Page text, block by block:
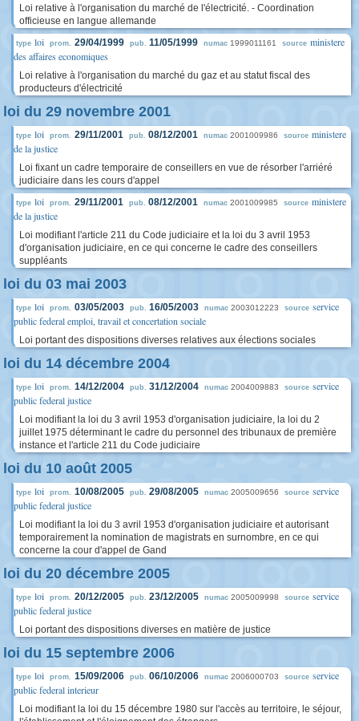
Loi relative à l'organisation du marché de l'électricité. - Coordination
officieuse en langue allemande
type loi prom. 29/04/1999 pub. 11/05/1999 numac 1999011161 source ministere
des affaires economiques
Loi relative à l'organisation du marché du gaz et au statut fiscal des
producteurs d'électricité
loi du 29 novembre 2001
type loi prom. 29/11/2001 pub. 08/12/2001 numac 2001009986 source ministere
de la justice
Loi fixant un cadre temporaire de conseillers en vue de résorber l'arriéré
judiciaire dans les cours d'appel
type loi prom. 29/11/2001 pub. 08/12/2001 numac 2001009985 source ministere
de la justice
Loi modifiant l'article 211 du Code judiciaire et la loi du 3 avril 1953
d'organisation judiciaire, en ce qui concerne le cadre des conseillers
suppléants
loi du 03 mai 2003
type loi prom. 03/05/2003 pub. 16/05/2003 numac 2003012223 source service
public federal emploi, travail et concertation sociale
Loi portant des dispositions diverses relatives aux élections sociales
loi du 14 décembre 2004
type loi prom. 14/12/2004 pub. 31/12/2004 numac 2004009883 source service
public federal justice
Loi modifiant la loi du 3 avril 1953 d'organisation judiciaire, la loi du 2
juillet 1975 déterminant le cadre du personnel des tribunaux de première
instance et l'article 211 du Code judiciaire
loi du 10 août 2005
type loi prom. 10/08/2005 pub. 29/08/2005 numac 2005009656 source service
public federal justice
Loi modifiant la loi du 3 avril 1953 d'organisation judiciaire et autorisant
temporairement la nomination de magistrats en surnombre, en ce qui
concerne la cour d'appel de Gand
loi du 20 décembre 2005
type loi prom. 20/12/2005 pub. 23/12/2005 numac 2005009998 source service
public federal justice
Loi portant des dispositions diverses en matière de justice
loi du 15 septembre 2006
type loi prom. 15/09/2006 pub. 06/10/2006 numac 2006000703 source service
public federal interieur
Loi modifiant la loi du 15 décembre 1980 sur l'accès au territoire, le séjour,